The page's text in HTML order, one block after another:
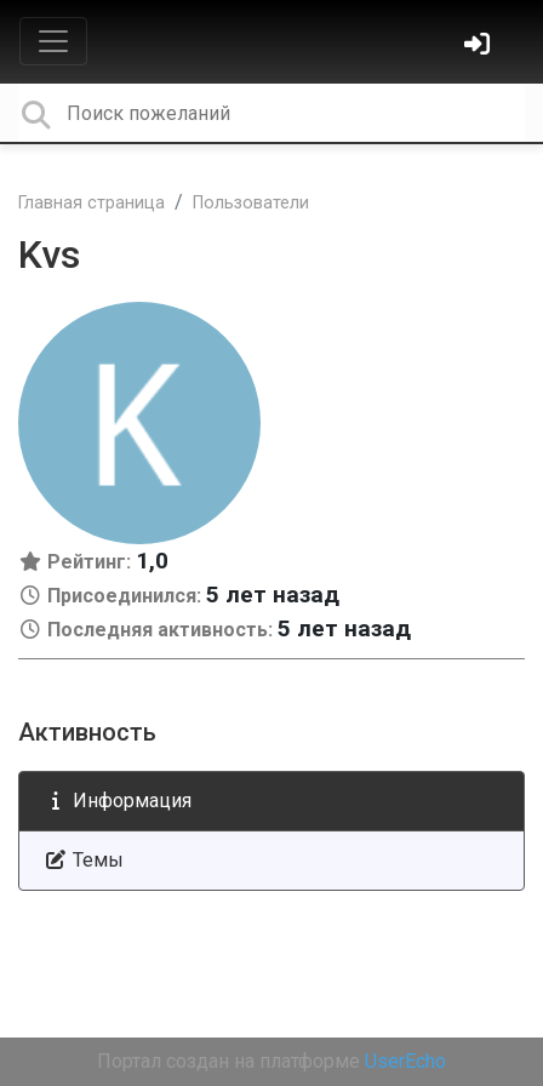
Главная страница Пользователи
Kvs
Рейтинг: 1,0
Присоединился: 5 лет назад
Последняя активность: 5 лет назад
Активность
Информация
Темы
Портал создан на платформе UserEcho